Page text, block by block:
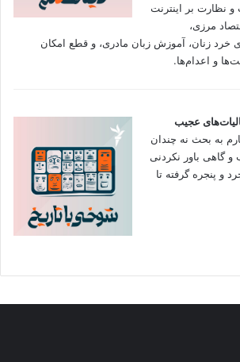
و نظارت بر اینترنت
مرزی،
زنان، آموزش زبان مادری، و قطع امکان
و اعدام‌ها.
عجیب
به بحث نه چندان
گاهی باور نکردنی‌
و پنجره گرفته تا